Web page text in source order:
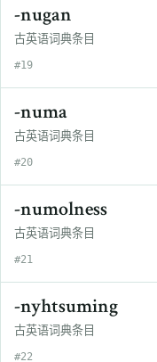
-nugan
古英语词典条目
#19
-numa
古英语词典条目
#20
-numolness
古英语词典条目
#21
-nyhtsuming
古英语词典条目
#22